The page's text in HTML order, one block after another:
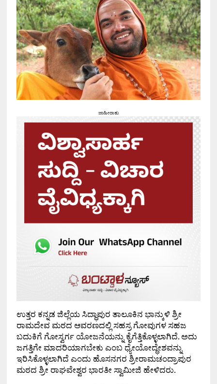
ಜಾಹೀರಾತು
ಉತ್ತರ ಕನ್ನಡ ಜಿಲ್ಲೆಯ ಸಿದ್ಧಾಪುರ ತಾಲೂಕಿನ ಭಾನ್ಕುಳಿ ಶ್ರೀ
ರಾಮದೇವ ಮಠದ ಆವರಣದಲ್ಲಿ ಸಹಸ್ರ ಗೋವುಗಳ ಸಹಜ
ಬದುಕಿಗೆ ಗೋಸ್ವರ್ಗ ಯೋಜನೆಯನ್ನು ಕೈಗೆತ್ತಿಕೊಳ್ಳಲಾಗಿದೆ. ಅದು
ಜಗತ್ತಿಗೇ ಮಾದರಿಯಾಗಬೇಕು ಎಂಬ ಧ್ಯೇಯೋದ್ಧೇಶವನ್ನು
ಇರಿಸಿಕೊಳ್ಳಲಾಗಿದೆ ಎಂದು ಹೊಸನಗರ ಶ್ರೀರಾಮಚಂದ್ರಾಪುರ
ಮಠದ ಶ್ರೀ ರಾಘವೇಶ್ವರ ಭಾರತೀ ಸ್ವಾಮೀಜಿ ಹೇಳಿದರು.